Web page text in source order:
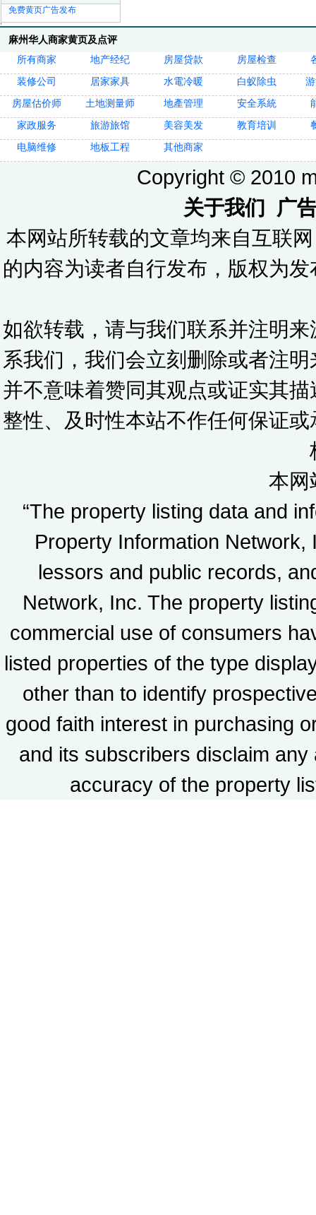
免费黄页广告发布
麻州华人商家黄页及点评
所有商家
地产经纪 房屋贷款 房屋检查
装修公司
居家家具 水電冷暖 白蚁除虫
房屋估价师
土地测量师 地產管理 安全系統
家政服务
旅游旅馆 美容美发 教育培训
电脑维修
地板工程 其他商家
Copyright © 2010
关于我们
广
本网站所转载的文章均来自互联
的内容为读者自行发布，版权为
如欲转载，请与我们联系并注明
系我们，我们会立刻删除或者注
并不意味着赞同其观点或证实其
整性、及时性本站不作任何保证
本网
“The property listing data and
Property Information
lessors and public records,
Network, Inc. The property
commercial use of consumers
listed properties of the type
other than to identify
good faith interest in purchasing
and its subscribers disclaim
accuracy of the property